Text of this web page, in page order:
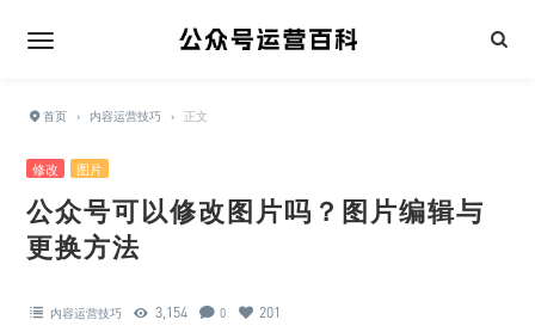
首页 › 内容运营技巧 › 正文
修改 图片
公众号可以修改图片吗？图片编辑与
更换方法
内容运营技巧 3,154 0 201